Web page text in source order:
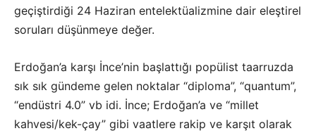
geçiştirdiği 24 Haziran entelektüalizmine dair eleştirel
soruları düşünmeye değer.
Erdoğan’a karşı İnce’nin başlattığı popülist taarruzda
sık sık gündeme gelen noktalar “diploma”, “quantum”,
“endüstri 4.0” vb idi. İnce; Erdoğan’a ve “millet
kahvesi/kek-çay” gibi vaatlere rakip ve karşıt olarak